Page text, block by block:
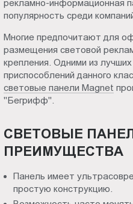
декора
в
Ярославле
рекламно-информационная
популярность среди
Многие предпочитают для
размещения световой
крепления. Одними из
приспособлений данного
световые панели Magnet
"Бегрифф".
СВЕТОВЫЕ
ПРЕИМУЩЕСТВА
Панель имеет
простую конструкцию.
Пт.:
18.00
Сб.,
Вс.:
выходной